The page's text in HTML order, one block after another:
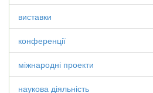
виставки
конференції
міжнародні проекти
наукова діяльність